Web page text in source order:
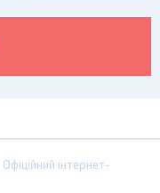
Офіційний інтернет-